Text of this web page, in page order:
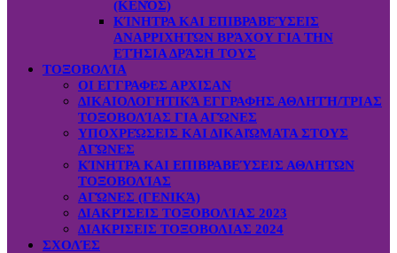
(ΚΕΝΌΣ)
ΚΊΝΗΤΡΑ ΚΑΙ ΕΠΙΒΡΑΒΕΎΣΕΙΣ
ΑΝΑΡΡΙΧΗΤΏΝ ΒΡΆΧΟΥ ΓΙΑ ΤΗΝ
ΕΤΉΣΙΑ ΔΡΆΣΗ ΤΟΥΣ
ΤΟΞΟΒΟΛΊΑ
ΟΙ ΕΓΓΡΑΦΕΣ ΑΡΧΙΣΑΝ
ΔΙΚΑΙΟΛΟΓΗΤΙΚΆ ΕΓΓΡΑΦΗΣ ΑΘΛΗΤΉ/ΤΡΙΑΣ
ΤΟΞΟΒΟΛΊΑΣ ΓΙΑ ΑΓΏΝΕΣ
ΥΠΟΧΡΕΏΣΕΙΣ ΚΑΙ ΔΙΚΑΙΏΜΑΤΑ ΣΤΟΥΣ
ΑΓΏΝΕΣ
ΚΊΝΗΤΡΑ ΚΑΙ ΕΠΙΒΡΑΒΕΎΣΕΙΣ ΑΘΛΗΤΏΝ
ΤΟΞΟΒΟΛΊΑΣ
ΑΓΏΝΕΣ (ΓΕΝΙΚΆ)
ΔΙΑΚΡΊΣΕΙΣ ΤΟΞΟΒΟΛΊΑΣ 2023
ΔΙΑΚΡΙΣΕΙΣ ΤΟΞΟΒΟΛΙΑΣ 2024
ΣΧΟΛΈΣ